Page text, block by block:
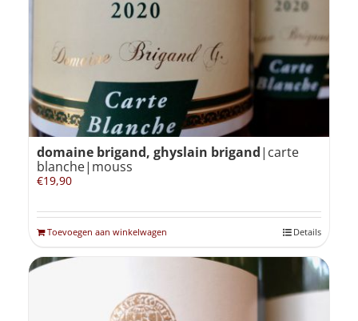
domaine brigand, ghyslain brigand|carte
blanche|mouss
€19,90
Toevoegen aan winkelwagen Details